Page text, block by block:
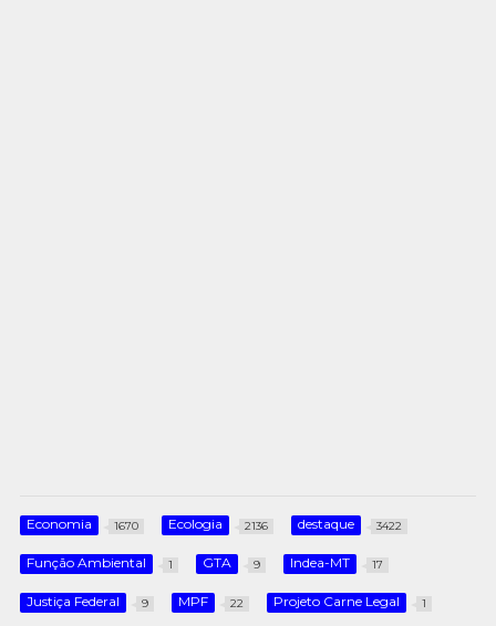
Economia 1670 Ecologia 2136 destaque 3422
Função Ambiental 1 GTA 9 Indea-MT 17
Justiça Federal 9 MPF 22 Projeto Carne Legal 1